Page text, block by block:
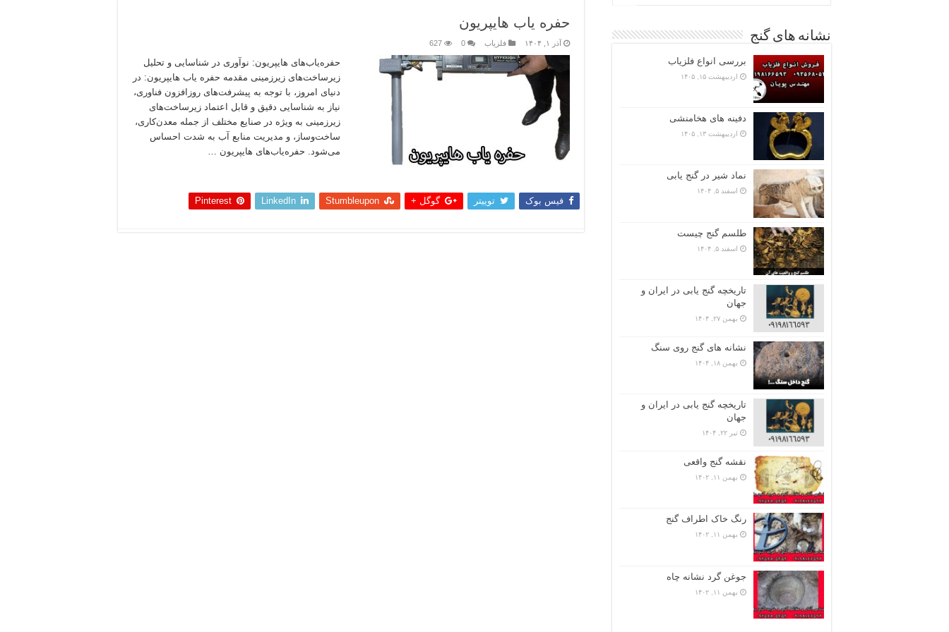
حفره یاب هایپریون
آذر ۱, ۱۴۰۴ فلزیاب 0
627
حفره‌یاب‌های هایپریون: نوآوری در شناسایی و تحلیل
زیرساخت‌های زیرزمینی مقدمه حفره یاب هایپریون: در
دنیای امروز، با توجه به پیشرفت‌های روزافزون فناوری،
نیاز به شناسایی دقیق و قابل اعتماد زیرساخت‌های
زیرزمینی به ویژه در صنایع مختلف از جمله معدن‌کاری،
ساخت‌وساز، و مدیریت منابع آب به شدت احساس
می‌شود. حفره‌یاب‌های هایپریون …
فیس بوک توییتر گوگل + Stumbleupon
LinkedIn
Pinterest
نشانه های گنج
بررسی انواع فلزیاب
اردیبهشت ۱۵, ۱۴۰۵
دفینه های هخامنشی
اردیبهشت ۱۳, ۱۴۰۵
نماد شیر در گنج یابی
اسفند ۵, ۱۴۰۴
طلسم گنج چیست
اسفند ۵, ۱۴۰۴
تاریخچه گنج‌ یابی در ایران و
جهان
بهمن ۲۷, ۱۴۰۴
نشانه های گنج روی سنگ
بهمن ۱۸, ۱۴۰۴
تاریخچه گنج‌ یابی در ایران و
جهان
تیر ۲۲, ۱۴۰۴
نقشه گنج واقعی
بهمن ۱۱, ۱۴۰۲
رنگ خاک اطراف گنج
بهمن ۱۱, ۱۴۰۲
جوغن گرد نشانه چاه
بهمن ۱۱, ۱۴۰۲